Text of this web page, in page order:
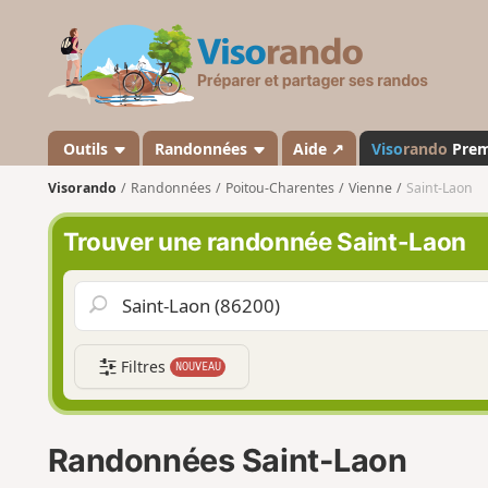
s
a
n
d
o
Outils Randonnées Aide ↗ Visorando
Visorando Randonnées Poitou-Charentes Vienne Saint-Laon
Trouver une randonnée Saint-Laon
Filtres NOUVEAU
Randonnées Saint-Laon